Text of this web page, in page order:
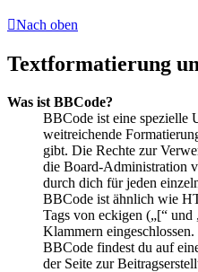
Nach oben
Textformatierung
Was ist BBCode?
BBCode ist eine spezielle
weitreichende
gibt. Die Rechte zur
die Board-Administration
durch dich für jeden
BBCode ist ähnlich wie
Tags von eckigen („[“ und
Klammern
BBCode findest du auf
der Seite zur